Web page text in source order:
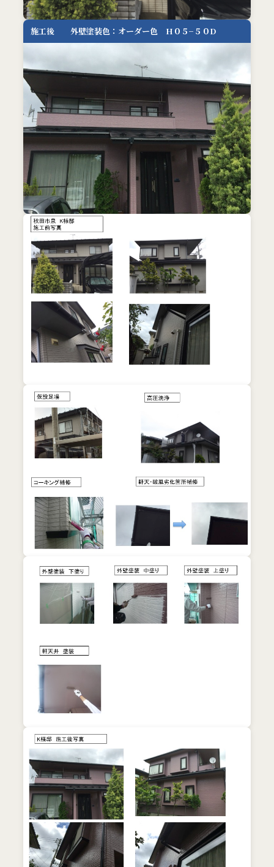
施工後 外壁塗装色：オーダー色 H０５−５０D